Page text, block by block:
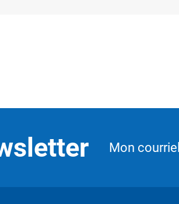
Mon courriel